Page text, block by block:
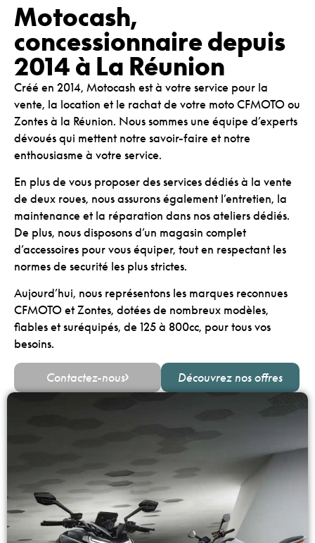
Motocash,
concessionnaire depuis
2014 à La Réunion
Créé en 2014, Motocash est à votre service pour la
vente, la location et le rachat de votre moto CFMOTO ou
Zontes à la Réunion. Nous sommes une équipe d’experts
dévoués qui mettent notre savoir-faire et notre
enthousiasme à votre service.
En plus de vous proposer des services dédiés à la vente
de deux roues, nous assurons également l’entretien, la
maintenance et la réparation dans nos ateliers dédiés.
De plus, nous disposons d’un magasin complet
d’accessoires pour vous équiper, tout en respectant les
normes de securité les plus strictes.
Aujourd’hui, nous représentons les marques reconnues
CFMOTO et Zontes, dotées de nombreux modèles,
fiables et suréquipés, de 125 à 800cc, pour tous vos
besoins.
Contactez-nous Découvrez nos offres